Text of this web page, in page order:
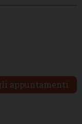
appuntamenti